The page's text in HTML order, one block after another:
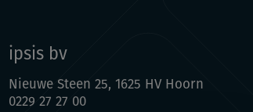
ipsis bv
Nieuwe Steen 25, 1625 HV Hoorn
0229 27 27 00